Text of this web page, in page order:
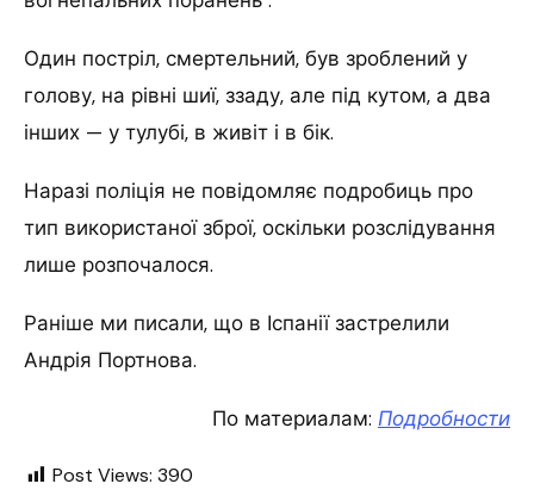
Один постріл, смертельний, був зроблений у
голову, на рівні шиї, ззаду, але під кутом, а два
інших — у тулубі, в живіт і в бік.
Наразі поліція не повідомляє подробиць про
тип використаної зброї, оскільки розслідування
лише розпочалося.
Раніше ми писали, що в Іспанії застрелили
Андрія Портнова.
По материалам: Подробности
Post Views: 390